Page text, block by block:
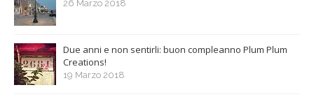
26 Marzo 2018
Due anni e non sentirli: buon compleanno Plum Plum
Creations!
19 Marzo 2018